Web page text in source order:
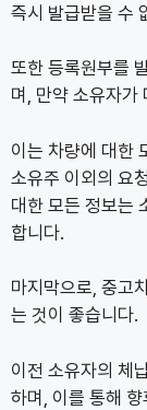
즉시 발급받을 수
또한 등록원부를
며, 만약 소유자가
이는 차량에 대한
소유주 이외의 요
대한 모든 정보는
합니다.
마지막으로, 중고
는 것이 좋습니다.
이전 소유자의 체
하며, 이를 통해